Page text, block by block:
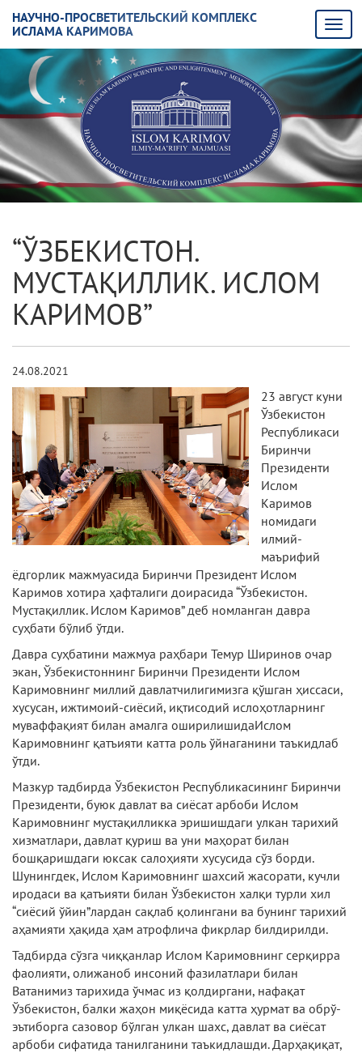
НАУЧНО-ПРОСВЕТИТЕЛЬСКИЙ КОМПЛЕКС
ИСЛАМА КАРИМОВА
“ЎЗБЕКИСТОН.
МУСТАҚИЛЛИК. ИСЛОМ
КАРИМОВ”
24.08.2021
23 август куни
Ўзбекистон
Республикаси
Биринчи
Президенти
Ислом
Каримов
номидаги
илмий-
маърифий
ёдгорлик мажмуасида Биринчи Президент Ислом
Каримов хотира ҳафталиги доирасида “Ўзбекистон.
Мустақиллик. Ислом Каримов” деб номланган давра
суҳбати бўлиб ўтди.
Давра суҳбатини мажмуа раҳбари Темур Ширинов очар
экан, Ўзбекистоннинг Биринчи Президенти Ислом
Каримовнинг миллий давлатчилигимизга қўшган ҳиссаси,
хусусан, ижтимоий-сиёсий, иқтисодий ислоҳотларнинг
муваффақият билан амалга оширилишидаИслом
Каримовнинг қатъияти катта роль ўйнаганини таъкидлаб
ўтди.
Мазкур тадбирда Ўзбекистон Республикасининг Биринчи
Президенти, буюк давлат ва сиёсат арбоби Ислом
Каримовнинг мустақилликка эришишдаги улкан тарихий
хизматлари, давлат қуриш ва уни маҳорат билан
бошқаришдаги юксак салоҳияти хусусида сўз борди.
Шунингдек, Ислом Каримовнинг шахсий жасорати, кучли
иродаси ва қатъияти билан Ўзбекистон халқи турли хил
“сиёсий ўйин”лардан сақлаб қолингани ва бунинг тарихий
аҳамияти ҳақида ҳам атрофлича фикрлар билдирилди.
Тадбирда сўзга чиққанлар Ислом Каримовнинг серқирра
фаолияти, олижаноб инсоний фазилатлари билан
Ватанимиз тарихида ўчмас из қолдиргани, нафақат
Ўзбекистон, балки жаҳон миқёсида катта ҳурмат ва обрў-
эътиборга сазовор бўлган улкан шахс, давлат ва сиёсат
арбоби сифатида танилганини таъкидлашди. Дарҳақиқат,